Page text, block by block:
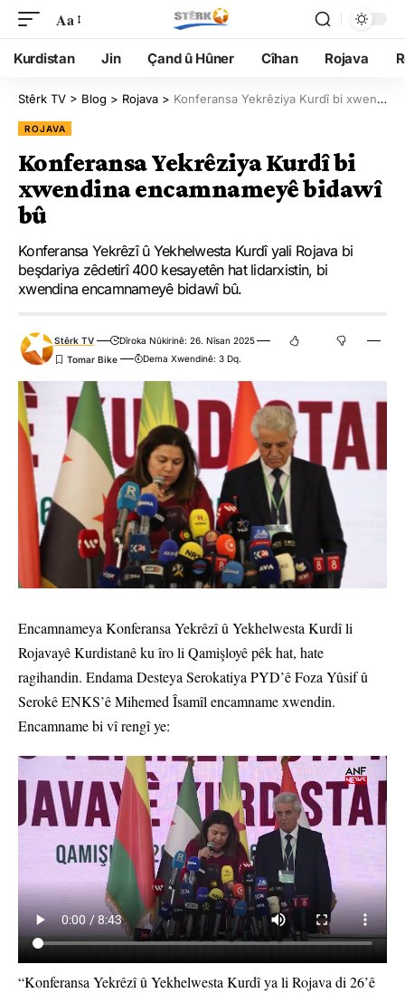
Aa
Kurdistan Jin Çand û Hûner Cîhan Rojava
Stêrk TV > Blog > Rojava > Konferansa Yekrêziya Kurdî bi xwendina encamnameyê bidawî bû
ROJAVA
Konferansa Yekrêziya Kurdî bi
xwendina encamnameyê bidawî
bû
Konferansa Yekrêzî û Yekhelwesta Kurdî yali Rojava bi
beşdariya zêdetirî 400 kesayetên hat lidarxistin, bi
xwendina encamnameyê bidawî bû.
Stêrk TV
Dîroka Nûkirinê: 26. Nîsan 2025
Dema Xwendinê: 3 Dq.
Encamnameya Konferansa Yekrêzî û Yekhelwesta Kurdî li
Rojavayê Kurdistanê ku îro li Qamişloyê pêk hat, hate
ragihandin. Endama Desteya Serokatiya PYD’ê Foza Yûsif û
Serokê ENKS’ê Mihemed Îsamîl encamname xwendin.
Encamname bi vî rengî ye:
“Konferansa Yekrêzî û Yekhelwesta Kurdî ya li Rojava di 26’ê